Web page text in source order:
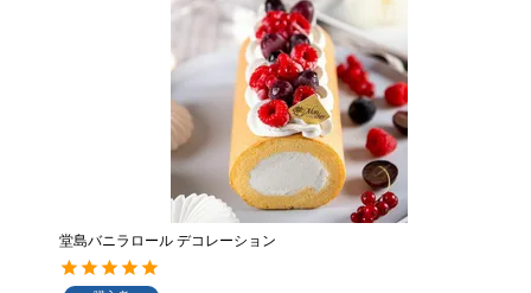
堂島バニラロール デコレーション